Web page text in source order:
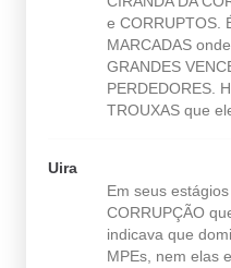
e CORRUPTOS.
MARCADAS
GRANDES
PERDEDORES.
TROUXAS que
Uira
Em seus
CORRUPÇÃO
indicava que
MPEs, nem elas